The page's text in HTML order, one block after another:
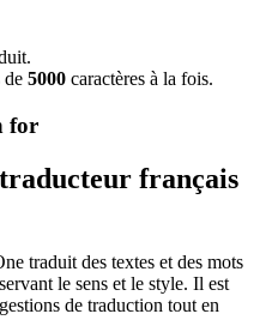
de 5000 caractères à la fois.
for
français
traduit des textes et des mots
le sens et le style. Il est
de traduction tout en